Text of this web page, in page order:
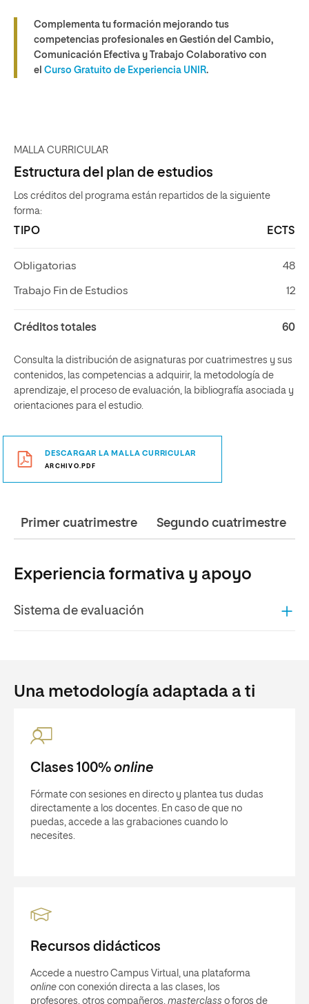
Complementa tu formación mejorando tus
competencias profesionales en Gestión del Cambio,
Comunicación Efectiva y Trabajo Colaborativo con
el Curso Gratuito de Experiencia UNIR.
MALLA CURRICULAR
Estructura del plan de estudios
Los créditos del programa están repartidos de la siguiente
forma:
TIPO ECTS
Obligatorias 48
Trabajo Fin de Estudios 12
Créditos totales 60
Consulta la distribución de asignaturas por cuatrimestres y sus
contenidos, las competencias a adquirir, la metodología de
aprendizaje, el proceso de evaluación, la bibliografía asociada y
orientaciones para el estudio.
DESCARGAR LA MALLA CURRICULAR
ARCHIVO.PDF
Primer cuatrimestre Segundo cuatrimestre
Experiencia formativa y apoyo
Sistema de evaluación
Una metodología adaptada a ti
Clases 100% online
Fórmate con sesiones en directo y plantea tus dudas
directamente a los docentes. En caso de que no
puedas, accede a las grabaciones cuando lo
necesites.
Recursos didácticos
Accede a nuestro Campus Virtual, una plataforma
online con conexión directa a las clases, los
profesores, otros compañeros, masterclass o foros de